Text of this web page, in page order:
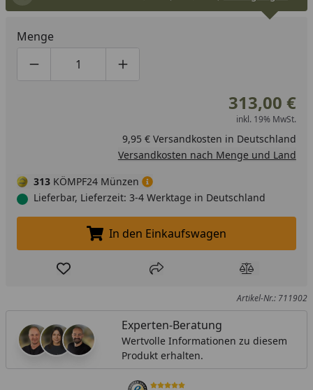
Menge
Produktmenge um eins verringern
Produktmenge manuell eingeben
Produktmenge um eins erhöhen
313,00 €
inkl. 19% MwSt.
9,95 € Versandkosten in Deutschland
Versandkosten nach Menge und Land
313 KÖMPF24 Münzen
Lieferbar, Lieferzeit: 3-4 Werktage in Deutschland
In den Einkaufswagen legen
In den Einkaufswagen
Produkt zur Wunschliste hinzufügen
Teilen Produkt
Artikel-Nr.: 711902
Experten-Beratung
Wertvolle Informationen zu diesem
Produkt erhalten.